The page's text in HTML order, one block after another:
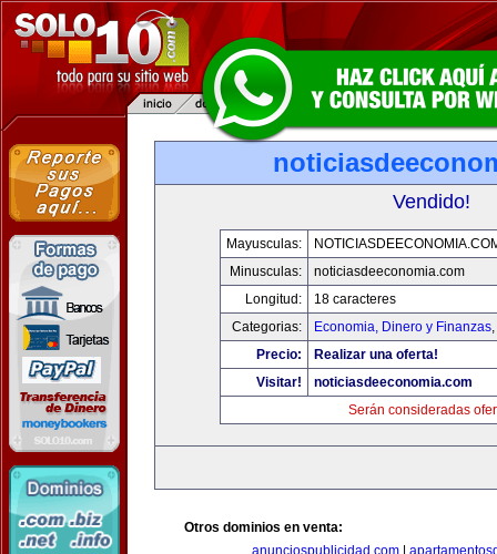
Vendido!
Mayusculas:
Minusculas:
noticiasdeeconomia.com
Longitud:
18 caracteres
Categorias:
Economia, Dinero y Finanzas,
Precio:
Realizar una oferta!
Visitar!
noticiasdeeconomia.com
Serán consideradas
Otros dominios en venta:
anunciospublicidad.com|